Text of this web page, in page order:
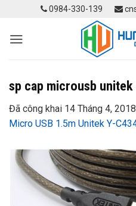
content
0984-330-139
sp cap microusb unitek
Đã công khai 14 Tháng 4, 2018
Micro USB 1.5m Unitek Y-